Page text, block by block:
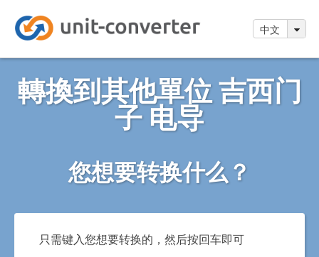
中文
轉換到其他單位 吉西门
子 电导
您想要转换什么？
只需键入您想要转换的，然后按回车即可